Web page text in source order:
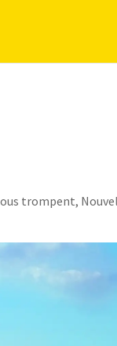
trompent, Nouvel